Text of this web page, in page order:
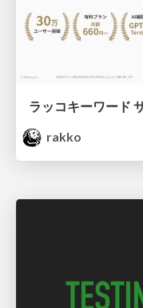
ラッコキーワード
rakko